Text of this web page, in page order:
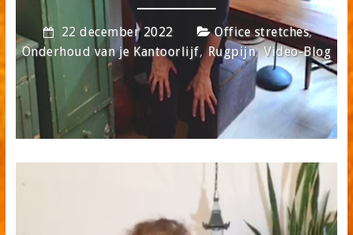
22 december 2022 Office stretches,
Onderhoud van je Kantoorlijf,Rugpijn,Video-Blog